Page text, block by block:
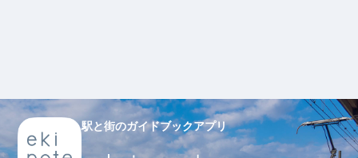
駅と街のガイドブックアプリ